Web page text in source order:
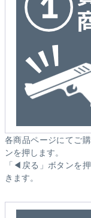
各商品ページにてご
ンを押します。
「◀戻る」ボタンを
きます。